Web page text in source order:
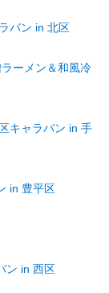
バン in 北区
ーメン＆和風冷
キャラバン in 手
in 豊平区
ン in 西区